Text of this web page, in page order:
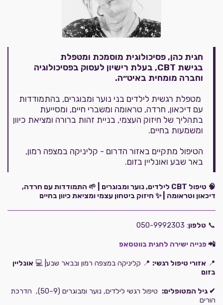
חגית כהן, פסיכולוגית מוסמכת ומטפלת
בגישת CBT, בעלת רישיון לעסוק בפסיכולוגיה
וחברה מומחית באיט״ה.
מטפלת רגשית לילדים בני נוער ומבוגרים, בהתמודדות
עם דיכאון, חרדה, טראומה ומשברי חיים, ומסייעת
בתהליך של חיזוק העצמי, בניית זהות ברורה ומציאת כיוון
ומשמעות בחיים.
הטיפול מתקיים באזור הדרום - קליניקה במצפה רמון,
באר שבע ואונליין בזום.
🧠 טיפול CBT לילדים, נוער ומבוגרים | 🌱 התמודדות עם חרדה,
דיכאון וטראומה | ✨ חיזוק ביטחון עצמי ומציאת כיוון בחיים
📞 טלפון: 050-9992303
📲 פנייה ישירה לחגית בווטסאפ
📍 אזורי טיפול רגשי: 📍 קליניקה במצפה רמון ובבאר שבע| 💻 אונליין
בזום
✔ גיל המטופלים:
טיפול רגשי לילדים, נוער ומבוגרים (9–50), הדרכת
הורים